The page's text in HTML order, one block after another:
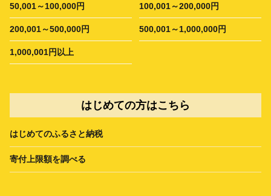
50,001～100,000円 100,001～200,000円
200,001～500,000円 500,001～1,000,000円
1,000,001円以上
はじめての方はこちら
はじめてのふるさと納税
寄付上限額を調べる